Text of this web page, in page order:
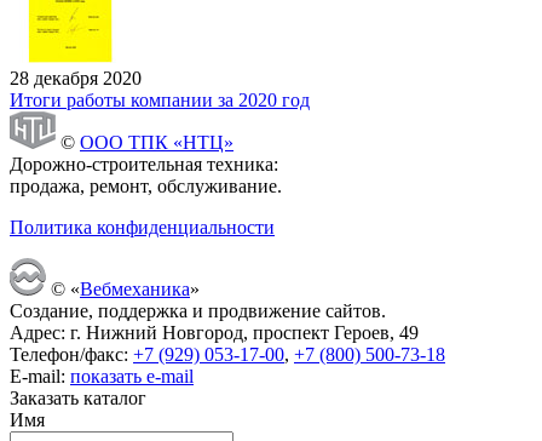
28 декабря 2020
Итоги работы компании за 2020 год
© ООО ТПК «НТЦ»
Дорожно-строительная техника:
продажа, ремонт, обслуживание.
Политика конфиденциальности
© «Вебмеханика»
Создание, поддержка и продвижение сайтов.
Адрес: г. Нижний Новгород, проспект Героев, 49
Телефон/факс: +7 (929) 053-17-00, +7 (800) 500-73-18
E-mail: показать e-mail
Заказать каталог
Имя